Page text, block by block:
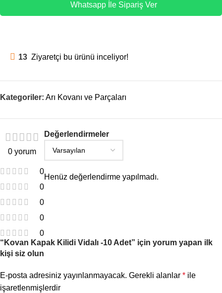
Whatsapp İle Sipariş Ver
13 Ziyaretçi bu ürünü inceliyor!
Kategoriler: Arı Kovanı ve Parçaları
0 yorum
0
0
0
0
0
Değerlendirmeler
Henüz değerlendirme yapılmadı.
“Kovan Kapak Kilidi Vidalı -10 Adet” için yorum yapan ilk
kişi siz olun
E-posta adresiniz yayınlanmayacak. Gerekli alanlar * ile
işaretlenmişlerdir